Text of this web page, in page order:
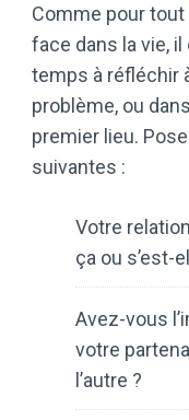
Comme pour
face dans la vie,
temps à réfléchir
problème, ou
premier lieu.
suivantes :
Votre
ça ou s’est-
Avez-vous
votre
l’autre ?